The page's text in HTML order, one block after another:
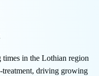
in the Lothian region
treatment, driving growing